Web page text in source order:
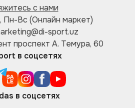
с нами
Пн-Вс (Онлайн маркет)
sport.uz
проспект А. Темура, 60
в соцсетях
в соцсетях